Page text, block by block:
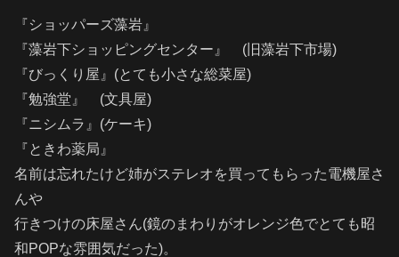
『ショッパーズ藻岩』
『藻岩下ショッピングセンター』 (旧藻岩下市場)
『びっくり屋』(とても小さな総菜屋)
『勉強堂』 (文具屋)
『ニシムラ』(ケーキ)
『ときわ薬局』
名前は忘れたけど姉がステレオを買ってもらった電機屋さ
んや
行きつけの床屋さん(鏡のまわりがオレンジ色でとても昭
和POPな雰囲気だった)。